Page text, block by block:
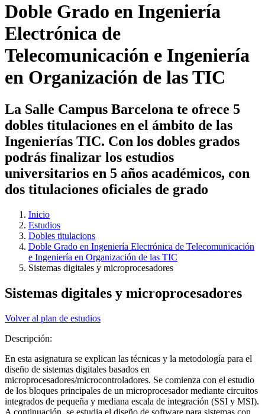
Doble Grado en Ingeniería
Electrónica de
Telecomunicación e Ingeniería
en Organización de las TIC
La Salle Campus Barcelona te ofrece 5
dobles titulaciones en el ámbito de las
Ingenierías TIC. Con los dobles grados
podrás finalizar los estudios
universitarios en 5 años académicos, con
dos titulaciones oficiales de grado
Inicio
Estudios
Dobles titulacions
Doble Grado en Ingeniería Electrónica de Telecomunicación
e Ingeniería en Organización de las TIC
Sistemas digitales y microprocesadores
Sistemas digitales y microprocesadores
Volver al plan de estudios
Descripción:
En esta asignatura se explican las técnicas y la metodología para el
diseño de sistemas digitales basados en
microprocesadores/microcontroladores. Se comienza con el estudio
de los bloques principales de un microprocesador mediante circuitos
integrados de pequeña y mediana escala de integración (SSI y MSI).
A continuación, se estudia el diseño de software para sistemas con